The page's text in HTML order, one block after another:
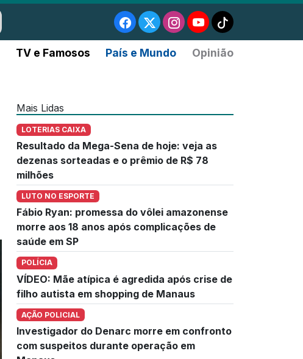
TV e Famosos País e Mundo Opinião
Mais Lidas
LOTERIAS CAIXA
Resultado da Mega-Sena de hoje: veja as
dezenas sorteadas e o prêmio de R$ 78
milhões
LUTO NO ESPORTE
Fábio Ryan: promessa do vôlei amazonense
morre aos 18 anos após complicações de
saúde em SP
POLÍCIA
VÍDEO: Mãe atípica é agredida após crise de
filho autista em shopping de Manaus
AÇÃO POLICIAL
Investigador do Denarc morre em confronto
com suspeitos durante operação em